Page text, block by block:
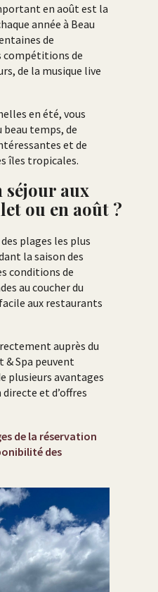
en août est la
année à Beau
de
compétitions de
de la musique live
en été, vous
temps, de
et de
îles tropicales.
séjour aux
ou en août ?
plages les plus
la saison des
conditions de
au coucher du
aux restaurants
auprès du
& Spa peuvent
plusieurs avantages
et d’offres
de la réservation
des